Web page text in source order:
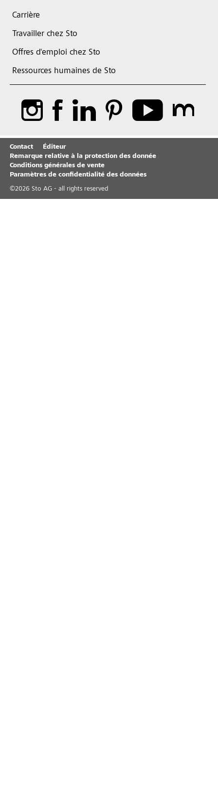
Carrière
Travailler chez Sto
Offres d'emploi chez Sto
Ressources humaines de Sto
Contact
Éditeur
Remarque relative à la protection des donnée
Conditions générales de vente
Paramètres de confidentialité des données
©2026 Sto AG - all rights reserved